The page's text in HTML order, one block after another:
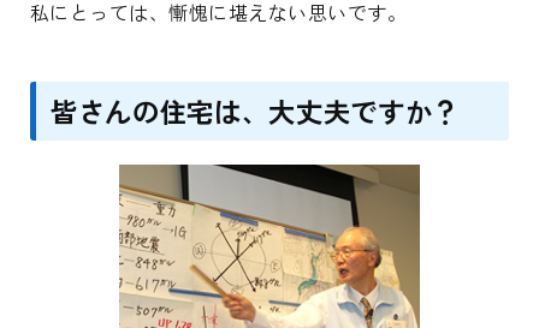
私にとっては、慚愧に堪えない思いです。
皆さんの住宅は、大丈夫ですか？